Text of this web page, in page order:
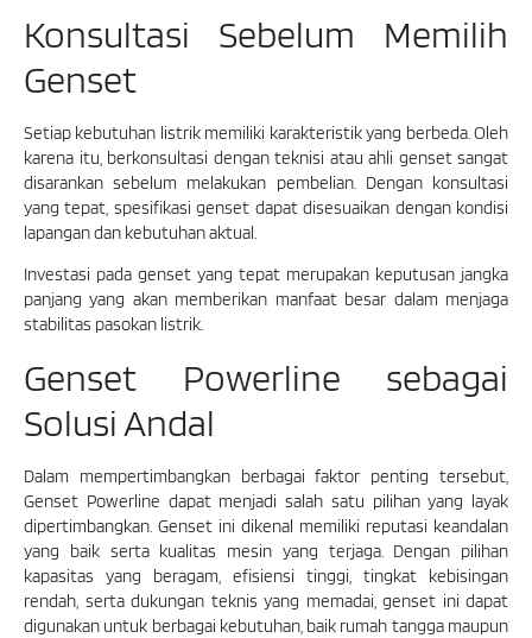
Konsultasi Sebelum Memilih
Genset
Setiap kebutuhan listrik memiliki karakteristik yang berbeda. Oleh
karena itu, berkonsultasi dengan teknisi atau ahli genset sangat
disarankan sebelum melakukan pembelian. Dengan konsultasi
yang tepat, spesifikasi genset dapat disesuaikan dengan kondisi
lapangan dan kebutuhan aktual.
Investasi pada genset yang tepat merupakan keputusan jangka
panjang yang akan memberikan manfaat besar dalam menjaga
stabilitas pasokan listrik.
Genset Powerline sebagai
Solusi Andal
Dalam mempertimbangkan berbagai faktor penting tersebut,
Genset Powerline dapat menjadi salah satu pilihan yang layak
dipertimbangkan. Genset ini dikenal memiliki reputasi keandalan
yang baik serta kualitas mesin yang terjaga. Dengan pilihan
kapasitas yang beragam, efisiensi tinggi, tingkat kebisingan
rendah, serta dukungan teknis yang memadai, genset ini dapat
digunakan untuk berbagai kebutuhan, baik rumah tangga maupun